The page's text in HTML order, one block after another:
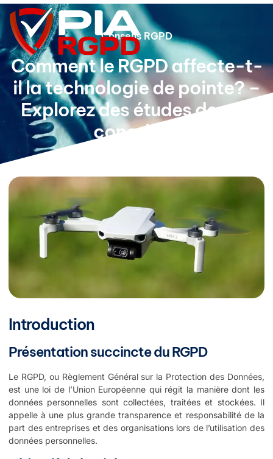
Conseils RGPD
Comment le RGPD affecte-t-
il la technologie de pointe? –
Explorez des études de cas
concrètes
Introduction
Présentation succincte du RGPD
Le RGPD, ou Règlement Général sur la Protection des Données,
est une loi de l’Union Européenne qui régit la manière dont les
données personnelles sont collectées, traitées et stockées. Il
appelle à une plus grande transparence et responsabilité de la
part des entreprises et des organisations lors de l’utilisation des
données personnelles.